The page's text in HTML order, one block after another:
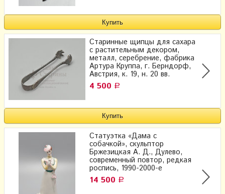
Старинные щипцы для сахара
с растительным декором,
металл, серебрение, фабрика
Артура Круппа, г. Берндорф,
Австрия, к. 19, н. 20 вв.
4 500 Р
Статуэтка «Дама с
собачкой», скульптор
Бржезицкая А. Д., Дулево,
современный повтор, редкая
роспись, 1990-2000-е
14 500 Р